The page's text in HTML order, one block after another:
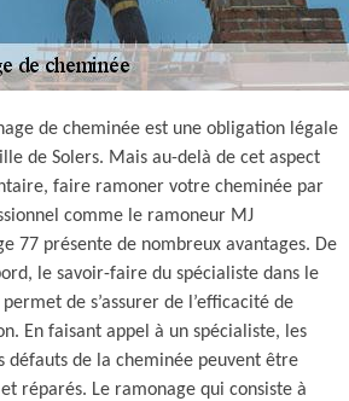
de cheminée est une obligation légale
de Solers. Mais au-delà de cet aspect
faire ramoner votre cheminée par
comme le ramoneur MJ
77 présente de nombreux avantages. De
le savoir-faire du spécialiste dans le
de s’assurer de l’efficacité de
En faisant appel à un spécialiste, les
défauts de la cheminée peuvent être
réparés. Le ramonage qui consiste à